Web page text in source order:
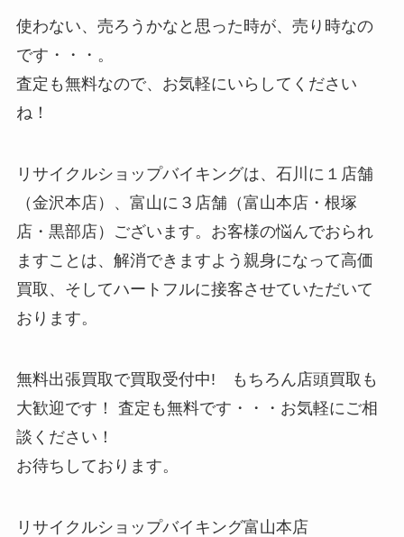
使わない、売ろうかなと思った時が、売り時なの
です・・・。
査定も無料なので、お気軽にいらしてください
ね！
リサイクルショップバイキングは、石川に１店舗
（金沢本店）、富山に３店舗（富山本店・根塚
店・黒部店）ございます。お客様の悩んでおられ
ますことは、解消できますよう親身になって高価
買取、そしてハートフルに接客させていただいて
おります。
無料出張買取で買取受付中! もちろん店頭買取も
大歓迎です！ 査定も無料です・・・お気軽にご相
談ください！
お待ちしております。
リサイクルショップバイキング富山本店